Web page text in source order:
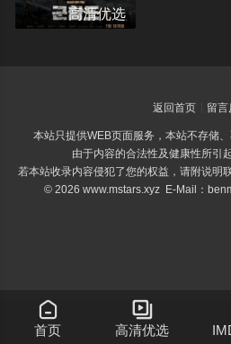
高清优选
返回首页 留言
本站只提供WEB页面服务，本站不存储
由于内容的合法性及健康性所引
若本站收录内容侵犯了您的权益，请附说明
© 2026 www.mstars.xyz E-Mail：

首页

高清优选